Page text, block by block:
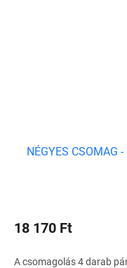
NÉGYES
18 170 Ft
A csomagolás 4 darab